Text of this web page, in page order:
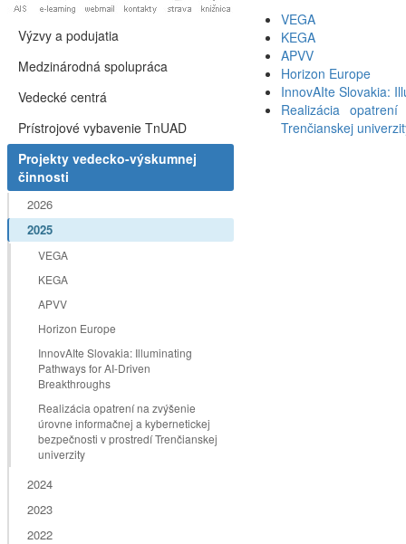
VEGA
KEGA
APVV
Horizon Europe
InnovAIte Slovakia:
Realizácia
Trenčianskej
Výzvy a podujatia
Medzinárodná spolupráca
Vedecké centrá
Prístrojové vybavenie TnUAD
Projekty vedecko-výskumnej
činnosti
2026
2025
VEGA
KEGA
APVV
Horizon Europe
InnovAIte Slovakia: Illuminating
Pathways for AI-Driven
Breakthroughs
Realizácia opatrení na zvýšenie
úrovne informačnej a kybernetickej
bezpečnosti v prostredí Trenčianskej
univerzity
2024
2023
2022